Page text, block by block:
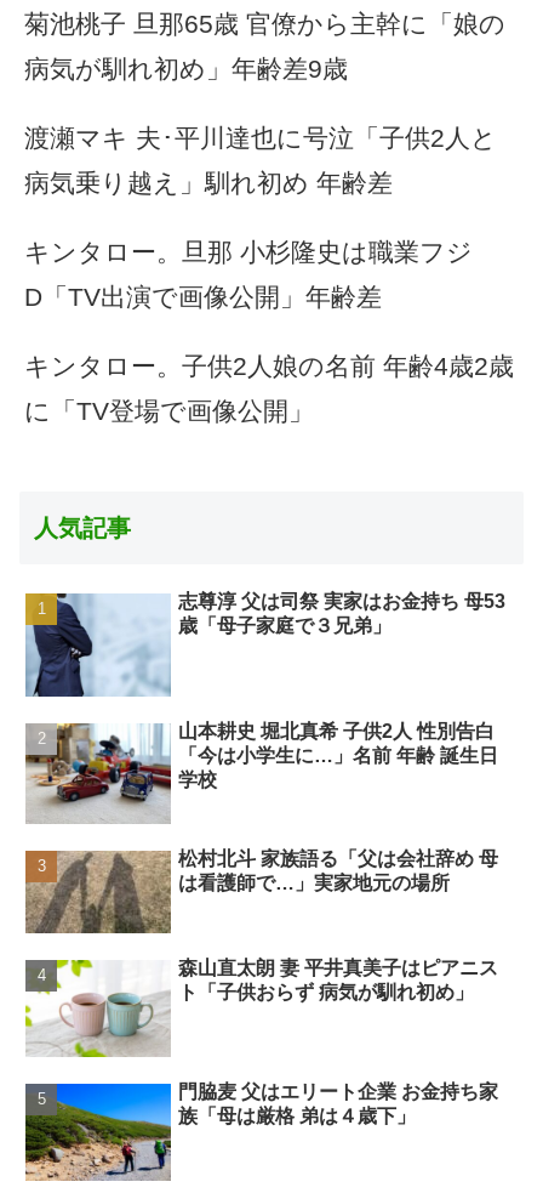
菊池桃子 旦那65歳 官僚から主幹に「娘の
病気が馴れ初め」年齢差9歳
渡瀬マキ 夫･平川達也に号泣「子供2人と
病気乗り越え」馴れ初め 年齢差
キンタロー。旦那 小杉隆史は職業フジ
D「TV出演で画像公開」年齢差
キンタロー。子供2人娘の名前 年齢4歳2歳
に「TV登場で画像公開」
人気記事
志尊淳 父は司祭 実家はお金持ち 母53
歳「母子家庭で３兄弟」
山本耕史 堀北真希 子供2人 性別告白
「今は小学生に…」名前 年齢 誕生日
学校
松村北斗 家族語る「父は会社辞め 母
は看護師で…」実家地元の場所
森山直太朗 妻 平井真美子はピアニス
ト「子供おらず 病気が馴れ初め」
門脇麦 父はエリート企業 お金持ち家
族「母は厳格 弟は４歳下」